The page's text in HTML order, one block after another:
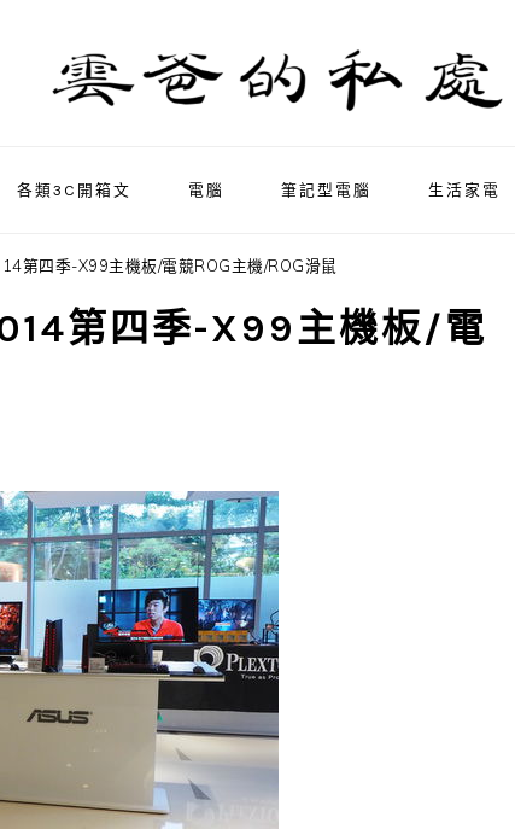
各類3C開箱文 電腦 筆記型電腦 生活家電
第四季-X99主機板/電競ROG主機/ROG滑鼠
第四季-X99主機板/電